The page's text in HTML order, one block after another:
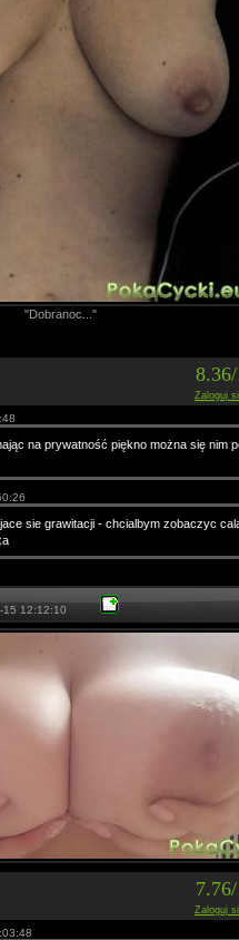
"Dobranoc..."
Zaloguj
na prywatność piękno można się nim
sie grawitacji - chcialbym zobaczyc
15 12:12:10
Zaloguj